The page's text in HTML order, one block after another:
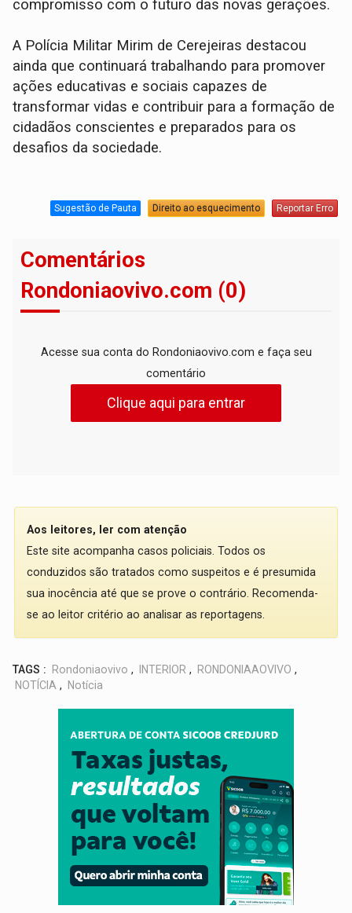
compromisso com o futuro das novas gerações.
A Polícia Militar Mirim de Cerejeiras destacou
ainda que continuará trabalhando para promover
ações educativas e sociais capazes de
transformar vidas e contribuir para a formação de
cidadãos conscientes e preparados para os
desafios da sociedade.
Sugestão de Pauta Direito ao esquecimento Reportar Erro
Comentários
Rondoniaovivo.com (0)
Acesse sua conta do Rondoniaovivo.com e faça seu
comentário
Clique aqui para entrar
Aos leitores, ler com atenção
Este site acompanha casos policiais. Todos os
conduzidos são tratados como suspeitos e é presumida
sua inocência até que se prove o contrário. Recomenda-
se ao leitor critério ao analisar as reportagens.
TAGS : Rondoniaovivo , INTERIOR , RONDONIAAOVIVO ,
NOTÍCIA , Notícia